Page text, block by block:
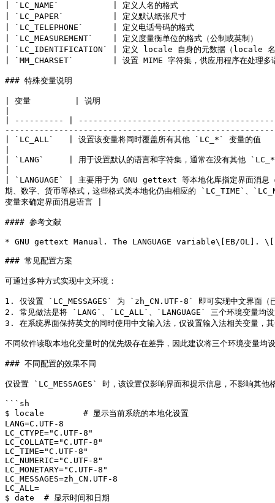
| `LC_NAME`           | 定义人名的格式
| `LC_PAPER`          | 定义默认纸张尺寸
| `LC_TELEPHONE`      | 定义电话号码的格式
| `LC_MEASUREMENT`    | 定义度量衡单位的格式（公制
| `LC_IDENTIFICATION` | 定义 locale 自身的元数据（locale 名称
| `MM_CHARSET`        | 设置 MIME 字符集，供应用程序在处理
### 特殊变量说明
| 变量         | 说明
| ---------- |
| `LC_ALL`   | 设置该变量将同时覆盖所有其他 `LC_*` 变量的值
| `LANG`     | 用于设置默认的语言和字符集，通常在没有其他
| `LANGUAGE` | 主要用于为 GNU gettext 等本地化库指定界面消息
期、数字、货币等格式，这些格式类本地化仍由相应的 `LC_TIME`、
变量来确定界面消息语言 |
#### 参考文献
* GNU gettext Manual. The LANGUAGE variable\[EB/OL].
### 常见配置方案
可通过多种方式实现中文环境：
1. 仅设置 `LC_MESSAGES` 为 `zh_CN.UTF-8` 即可实现中文界面（
2. 常见做法是将 `LANG`、`LC_ALL`、`LANGUAGE` 三个环境变量均
3. 在系统界面保持英文的同时使用中文输入法，仅设置输入法相关变量，
不同软件读取本地化变量时的优先级存在差异，因此建议将三个环境变量
### 不同配置的效果不同
仅设置 `LC_MESSAGES` 时，该设置仅影响界面和提示信息，不影响其他
```sh
$ locale	# 显示当前系统的本地化设置
LANG=C.UTF-8
LC_CTYPE="C.UTF-8"
LC_COLLATE="C.UTF-8"
LC_TIME="C.UTF-8"
LC_NUMERIC="C.UTF-8"
LC_MONETARY="C.UTF-8"
LC_MESSAGES=zh_CN.UTF-8
LC_ALL=
$ date	# 显示时间和日期